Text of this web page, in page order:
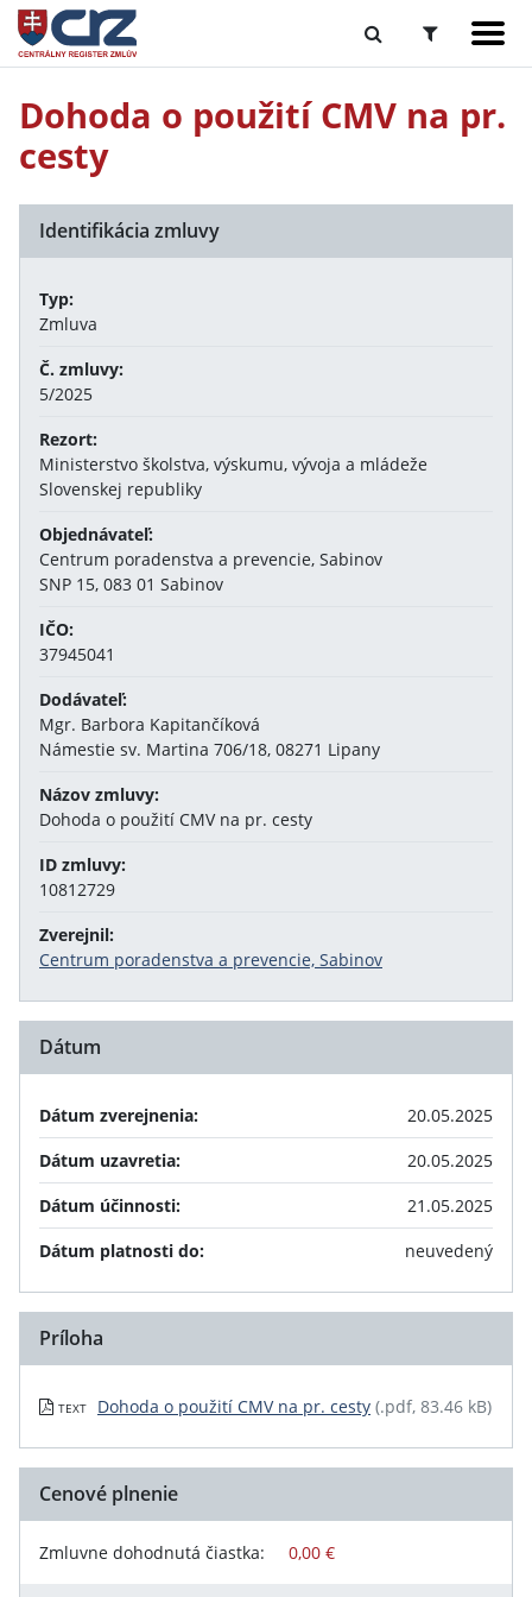
Dohoda o použití CMV na pr.
cesty
Identifikácia zmluvy
Typ:
Zmluva
Č. zmluvy:
5/2025
Rezort:
Ministerstvo školstva, výskumu, vývoja a mládeže
Slovenskej republiky
Objednávateľ:
Centrum poradenstva a prevencie, Sabinov
SNP 15, 083 01 Sabinov
IČO:
37945041
Dodávateľ:
Mgr. Barbora Kapitančíková
Námestie sv. Martina 706/18, 08271 Lipany
Názov zmluvy:
Dohoda o použití CMV na pr. cesty
ID zmluvy:
10812729
Zverejnil:
Centrum poradenstva a prevencie, Sabinov
Dátum
Dátum zverejnenia:
20.05.2025
Dátum uzavretia:
20.05.2025
Dátum účinnosti:
21.05.2025
Dátum platnosti do:
neuvedený
Príloha
TEXT Dohoda o použití CMV na pr. cesty (.pdf, 83.46 kB)
Cenové plnenie
Zmluvne dohodnutá čiastka: 0,00 €